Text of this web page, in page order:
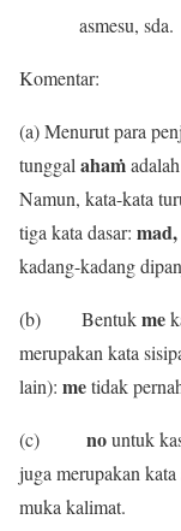
asmesu, sda.
Komentar:
(a) Menurut para
tunggalahaṁadalah
Namun, kata-kata
tiga kata dasar:
kadang-kadang
(b) Bentukme
merupakan kata
lain): metidak
(c) nountuk
juga merupakan
muka kalimat.